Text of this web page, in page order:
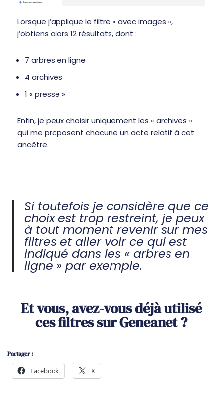
Lorsque j’applique le filtre « avec images »,
j’obtiens alors 12 résultats, dont :
7 arbres en ligne
4 archives
1 « presse »
Enfin, je peux choisir uniquement les « archives »
qui me proposent chacune un acte relatif à cet
ancêtre.
Si toutefois je considère que ce
choix est trop restreint, je peux
à tout moment revenir sur mes
filtres et aller voir ce qui est
indiqué dans les « arbres en
ligne » par exemple.
Et vous, avez-vous déjà utilisé
ces filtres sur Geneanet ?
Partager :
Facebook X